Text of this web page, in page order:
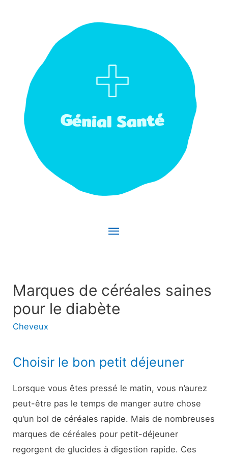
Menu
Marques de céréales saines
pour le diabète
Cheveux
Choisir le bon petit déjeuner
Lorsque vous êtes pressé le matin, vous n’aurez
peut-être pas le temps de manger autre chose
qu’un bol de céréales rapide. Mais de nombreuses
marques de céréales pour petit-déjeuner
regorgent de glucides à digestion rapide. Ces